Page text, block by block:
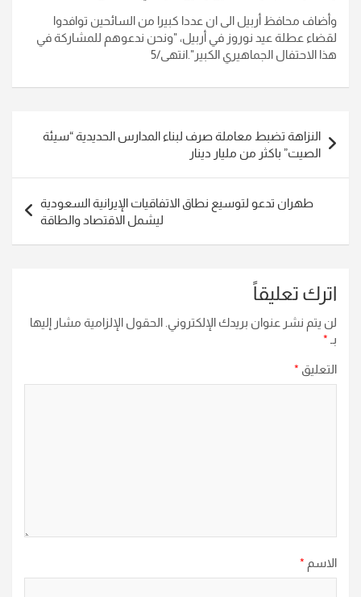
وأضاف محافظ أربيل الى ان عددا كبيرا من السائحين توافدوا
لقضاء عطلة عيد نوروز في أربيل، "ونحن ندعوهم للمشاركة في
هذا الاحتفال الجماهيري الكبير".انتهى/5
المقالات
النزاهة تضبط معاملة صرف لبناء المدارس الحديدية “سيئة
الصيت” باكثر من مليار دينار
طهران تدعو لتوسيع نطاق الاتفاقيات الإيرانية السعودية
ليشمل الاقتصاد والطاقة
اترك تعليقاً
لن يتم نشر عنوان بريدك الإلكتروني. الحقول الإلزامية مشار إليها
بـ *
التعليق *
الاسم *